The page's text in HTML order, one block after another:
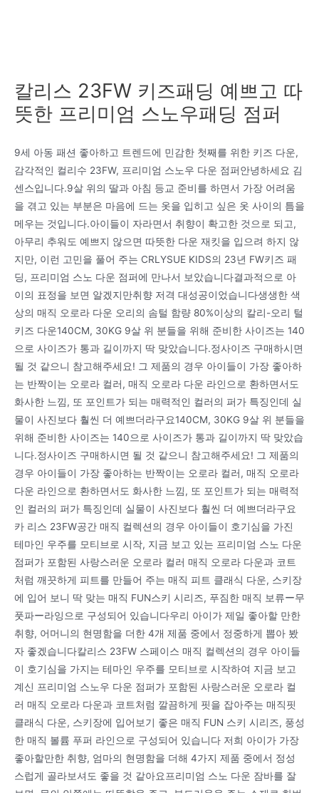
칼리스 23FW 키즈패딩 예쁘고 따
뜻한 프리미엄 스노우패딩 점퍼
9세 아동 패션 좋아하고 트렌드에 민감한 첫째를 위한 키즈 다운,
감각적인 컬리수 23FW, 프리미엄 스노우 다운 점퍼안녕하세요 김
센스입니다.9살 위의 딸과 아침 등교 준비를 하면서 가장 어려움
을 겪고 있는 부분은 마음에 드는 옷을 입히고 싶은 옷 사이의 틈을
메우는 것입니다.아이들이 자라면서 취향이 확고한 것으로 되고,
아무리 추워도 예쁘지 않으면 따뜻한 다운 재킷을 입으려 하지 않
지만, 이런 고민을 풀어 주는 CRLYSUE KIDS의 23년 FW키즈 패
딩, 프리미엄 스노 다운 점퍼에 만나서 보았습니다결과적으로 아
이의 표정을 보면 알겠지만취향 저격 대성공이었습니다생생한 색
상의 매직 오로라 다운 오리의 솜털 함량 80%이상의 칼리-오리 털
키즈 다운140CM, 30KG 9살 위 분들을 위해 준비한 사이즈는 140
으로 사이즈가 통과 길이까지 딱 맞았습니다.정사이즈 구매하시면
될 것 같으니 참고해주세요! 그 제품의 경우 아이들이 가장 좋아하
는 반짝이는 오로라 컬러, 매직 오로라 다운 라인으로 환하면서도
화사한 느낌, 또 포인트가 되는 매력적인 컬러의 퍼가 특징인데 실
물이 사진보다 훨씬 더 예쁘더라구요140CM, 30KG 9살 위 분들을
위해 준비한 사이즈는 140으로 사이즈가 통과 길이까지 딱 맞았습
니다.정사이즈 구매하시면 될 것 같으니 참고해주세요! 그 제품의
경우 아이들이 가장 좋아하는 반짝이는 오로라 컬러, 매직 오로라
다운 라인으로 환하면서도 화사한 느낌, 또 포인트가 되는 매력적
인 컬러의 퍼가 특징인데 실물이 사진보다 훨씬 더 예쁘더라구요
카 리스 23FW공간 매직 컬렉션의 경우 아이들이 호기심을 가진
테마인 우주를 모티브로 시작, 지금 보고 있는 프리미엄 스노 다운
점퍼가 포함된 사랑스러운 오로라 컬러 매직 오로라 다운과 코트
처럼 깨끗하게 피트를 만들어 주는 매직 피트 클래식 다운, 스키장
에 입어 보니 딱 맞는 매직 FUN스키 시리즈, 푸짐한 매직 보류ー무
풋파ー라잉으로 구성되어 있습니다우리 아이가 제일 좋아할 만한
취향, 어머니의 현명함을 더한 4개 제품 중에서 정중하게 뽑아 봤
자 좋겠습니다칼리스 23FW 스페이스 매직 컬렉션의 경우 아이들
이 호기심을 가지는 테마인 우주를 모티브로 시작하여 지금 보고
계신 프리미엄 스노우 다운 점퍼가 포함된 사랑스러운 오로라 컬
러 매직 오로라 다운과 코트처럼 깔끔하게 핏을 잡아주는 매직핏
클래식 다운, 스키장에 입어보기 좋은 매직 FUN 스키 시리즈, 풍성
한 매직 볼륨 푸퍼 라인으로 구성되어 있습니다 저희 아이가 가장
좋아할만한 취향, 엄마의 현명함을 더해 4가지 제품 중에서 정성
스럽게 골라보셔도 좋을 것 같아요프리미엄 스노 다운 잠바를 잘